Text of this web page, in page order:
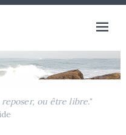
Ouvrir
le
menu
ou être libre."